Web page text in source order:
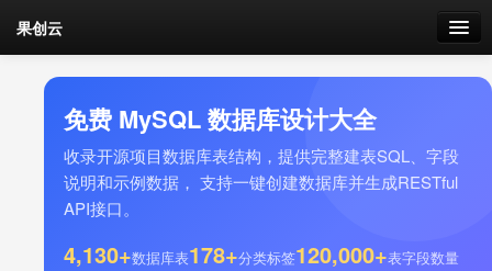
果创云
数据表单
API接口
云存储
剩余接口流量
免费 MySQL 数据库设计大全
收录开源项目数据库表结构，提供完整建表SQL、字段
说明和示例数据， 支持一键创建数据库并生成RESTful
API接口。
4,130+数据库表178+分类标签120,000+表字段数量